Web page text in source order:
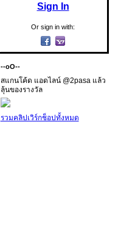
Sign In
Or sign in with:
--oO--
สแกนโค้ด แอดไลน์ @2pasa แล้ว
ลุ้นของรางวัล
รวมคลิปเวิร์กช็อปทั้งหมด